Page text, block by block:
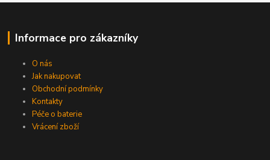
Informace pro zákazníky
O nás
Jak nakupovat
Obchodní podmínky
Kontakty
Péče o baterie
Vrácení zboží